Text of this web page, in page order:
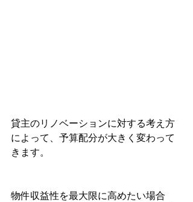
貸主のリノベーションに対する考え方
によって、予算配分が大きく変わって
きます。
物件収益性を最大限に高めたい場合